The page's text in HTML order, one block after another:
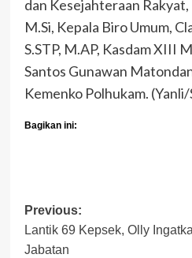
dan Kesejahteraan
M.Si, Kepala Biro Umum,
S.STP, M.AP, Kasdam XIII
Santos Gunawan
Kemenko Polhukam.
Bagikan ini:
Post
navigation
Previous:
Lantik 69 Kepsek, Olly
Jabatan